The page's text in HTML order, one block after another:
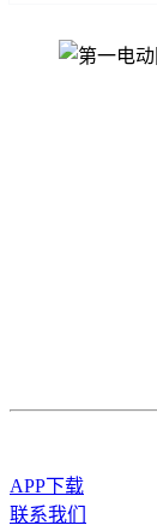
APP下载
联系我们